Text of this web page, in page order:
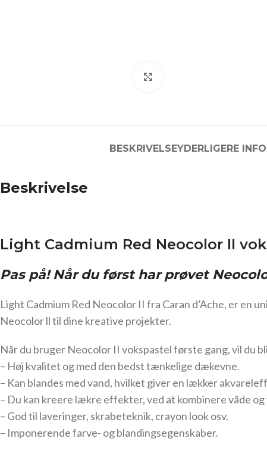
BESKRIVELSEYDERLIGERE
Beskrivelse
Light Cadmium Red Neocolor II
Pas på! Når du først har prøvet
Light Cadmium Red Neocolor II fra Caran d’Ache, er en
Neocolor ll til dine kreative projekter.
Når du bruger Neocolor II vokspastel første gang, vil du
– Høj kvalitet og med den bedst tænkelige dækevne.
– Kan blandes med vand, hvilket giver en lækker
– Du kan kreere lækre effekter, ved at kombinere våde
– God til laveringer, skrabeteknik, crayon look osv.
– Imponerende farve- og blandingsegenskaber.